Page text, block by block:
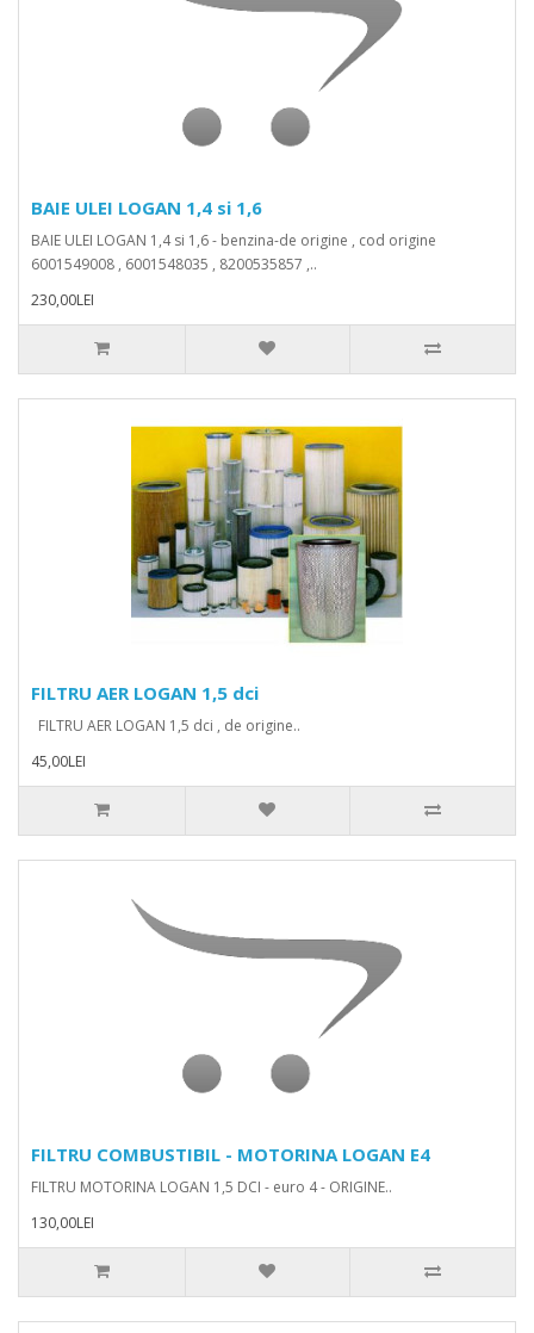
BAIE ULEI LOGAN 1,4 si 1,6
BAIE ULEI LOGAN 1,4 si 1,6 - benzina-de origine , cod origine
6001549008 , 6001548035 , 8200535857 ,..
230,00LEI
FILTRU AER LOGAN 1,5 dci
FILTRU AER LOGAN 1,5 dci , de origine..
45,00LEI
FILTRU COMBUSTIBIL - MOTORINA LOGAN E4
FILTRU MOTORINA LOGAN 1,5 DCI - euro 4 - ORIGINE..
130,00LEI